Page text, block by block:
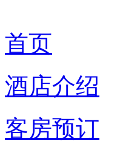
首页
酒店介绍
客房预订